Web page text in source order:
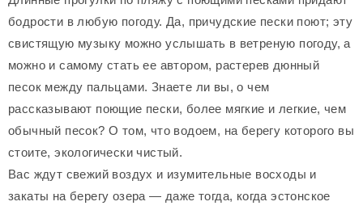
бодрости в любую погоду. Да, причудские пески поют; эту
свистящую музыку можно услышать в ветреную погоду, а
можно и самому стать ее автором, растерев дюнный
песок между пальцами. Знаете ли вы, о чем
рассказывают поющие пески, более мягкие и легкие, чем
обычный песок? О том, что водоем, на берегу которого вы
стоите, экологически чистый.
Вас ждут свежий воздух и изумительные восходы и
закаты на берегу озера — даже тогда, когда эстонское